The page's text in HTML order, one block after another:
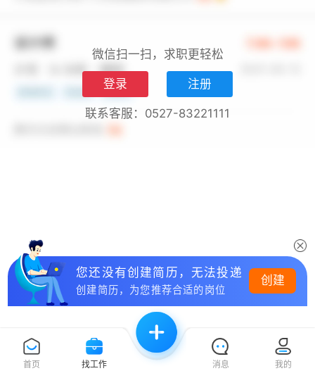
微信扫一扫，求职更轻松
登录 注册
联系客服：0527-83221111
首页 找工作 消息 我的
您还没有创建简历，无法投递
创建简历，为您推荐合适的岗位
创建